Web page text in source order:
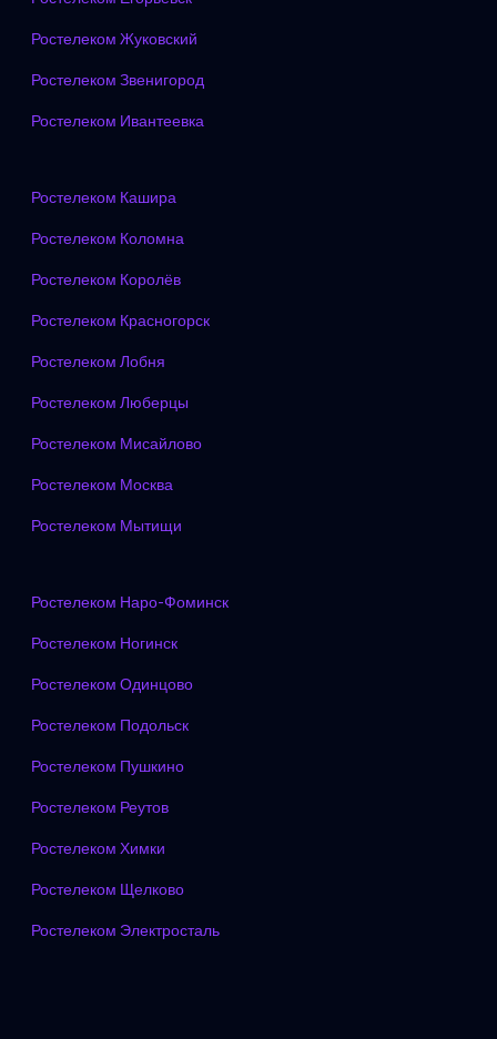
Ростелеком Жуковский
Ростелеком Звенигород
Ростелеком Ивантеевка
Ростелеком Кашира
Ростелеком Коломна
Ростелеком Королёв
Ростелеком Красногорск
Ростелеком Лобня
Ростелеком Люберцы
Ростелеком Мисайлово
Ростелеком Москва
Ростелеком Мытищи
Ростелеком Наро-Фоминск
Ростелеком Ногинск
Ростелеком Одинцово
Ростелеком Подольск
Ростелеком Пушкино
Ростелеком Реутов
Ростелеком Химки
Ростелеком Щелково
Ростелеком Электросталь